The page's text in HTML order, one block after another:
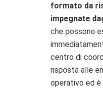
formato da
impegnate
che possono
centro di
risposta alle
operativo ed